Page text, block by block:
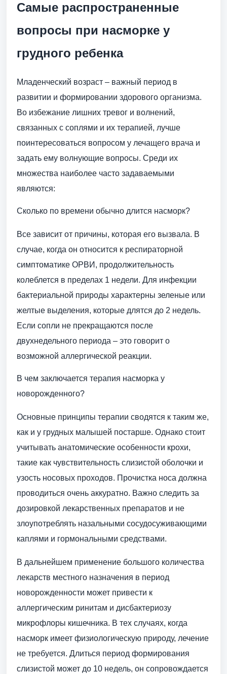
Самые распространенные
вопросы при насморке у
грудного ребенка
Младенческий возраст – важный период в
развитии и формировании здорового организма.
Во избежание лишних тревог и волнений,
связанных с соплями и их терапией, лучше
поинтересоваться вопросом у лечащего врача и
задать ему волнующие вопросы. Среди их
множества наиболее часто задаваемыми
являются:
Сколько по времени обычно длится насморк?
Все зависит от причины, которая его вызвала. В
случае, когда он относится к респираторной
симптоматике ОРВИ, продолжительность
колеблется в пределах 1 недели. Для инфекции
бактериальной природы характерны зеленые или
желтые выделения, которые длятся до 2 недель.
Если сопли не прекращаются после
двухнедельного периода – это говорит о
возможной аллергической реакции.
В чем заключается терапия насморка у
новорожденного?
Основные принципы терапии сводятся к таким же,
как и у грудных малышей постарше. Однако стоит
учитывать анатомические особенности крохи,
такие как чувствительность слизистой оболочки и
узость носовых проходов. Прочистка носа должна
проводиться очень аккуратно. Важно следить за
дозировкой лекарственных препаратов и не
злоупотреблять назальными сосудосуживающими
каплями и гормональными средствами.
В дальнейшем применение большого количества
лекарств местного назначения в период
новорожденности может привести к
аллергическим ринитам и дисбактериозу
микрофлоры кишечника. В тех случаях, когда
насморк имеет физиологическую природу, лечение
не требуется. Длиться период формирования
слизистой может до 10 недель, он сопровождается